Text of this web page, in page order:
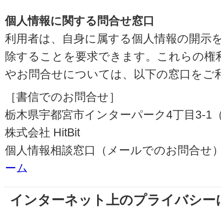
個人情報に関する問合せ窓口
利用者は、自身に属する個人情報の開示
除することを要求できます。これらの権
やお問合せについては、以下の窓口をご
［書信でのお問合せ］
栃木県宇都宮市インターパーク4丁目3-1
株式会社 HitBit
個人情報相談窓口（メールでのお問合せ
ーム
インターネット上のプライバシー